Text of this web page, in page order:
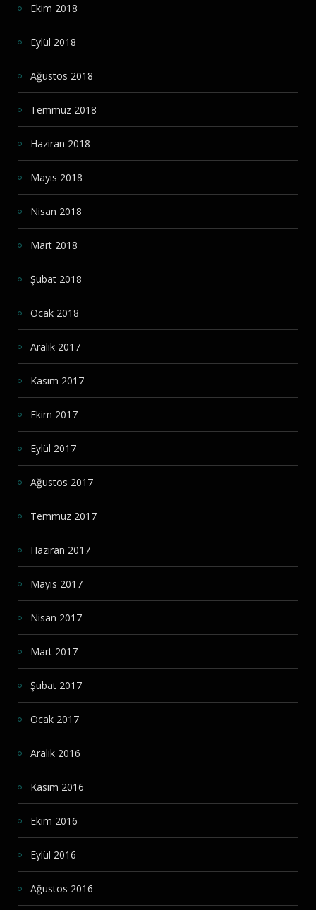
Ekim 2018
Eylül 2018
Ağustos 2018
Temmuz 2018
Haziran 2018
Mayıs 2018
Nisan 2018
Mart 2018
Şubat 2018
Ocak 2018
Aralık 2017
Kasım 2017
Ekim 2017
Eylül 2017
Ağustos 2017
Temmuz 2017
Haziran 2017
Mayıs 2017
Nisan 2017
Mart 2017
Şubat 2017
Ocak 2017
Aralık 2016
Kasım 2016
Ekim 2016
Eylül 2016
Ağustos 2016